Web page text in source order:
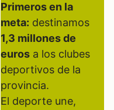
Primeros en la
meta: destinamos
1,3 millones de
euros a los clubes
deportivos de la
provincia.
El deporte une,